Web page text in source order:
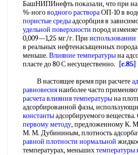
БашНИПИнефть показали, что при
%-ноговодного раствораОП-10 в
пористые средыадсорбция в
удельной поверхности пород
0,009—1,25 мг/г. При использовании
в реальных нефтенасыщенных
меньше. Влияние температурына
пласте до 80 С несущественно.
[c.85]
В настоящее время при расчете
равновесиянаиболее часто
расчетавлияния температурына
адсорбированной фазы,
константыадсорбируемого вещества.
первому методу, предложенному К.
М. М. Дубининым, плотность
равной плотности нормальной
температурах, меньшихтемпературы